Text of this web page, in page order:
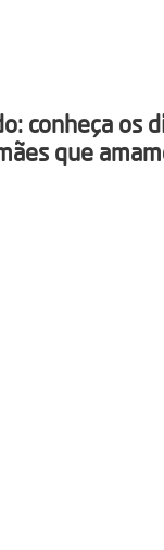
conheça os
que